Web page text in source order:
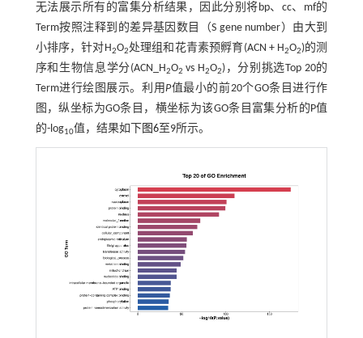
无法展示所有的富集分析结果，因此分别将bp、cc、mf的
Term按照注释到的差异基因数目（S gene number）由大到
小排序，针对H2O2处理组和花青素预孵育(ACN + H2O2)的测
序和生物信息学分(ACN_H2O2 vs H2O2)，分别挑选Top 20的
Term进行绘图展示。利用P值最小的前20个GO条目进行作
图，纵坐标为GO条目，横坐标为该GO条目富集分析的P值
的-log10值，结果如下 图6至9所示。